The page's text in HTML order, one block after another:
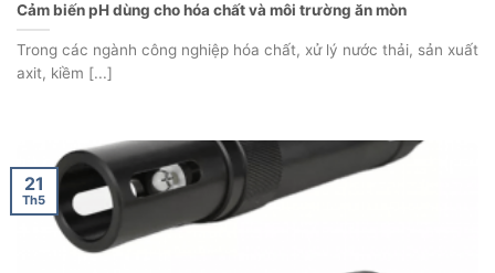
Cảm biến pH dùng cho hóa chất và môi trường ăn mòn
Trong các ngành công nghiệp hóa chất, xử lý nước thải, sản xuất
axit, kiềm [...]
21
Th5